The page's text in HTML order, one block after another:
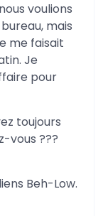
voulions
mais
me faisait
Je
pour
toujours
vous ???
Beh-Low.